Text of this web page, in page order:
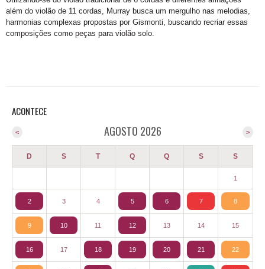
além do violão de 11 cordas, Murray busca um mergulho nas melodias,
harmonias complexas propostas por Gismonti, buscando recriar essas
composições como peças para violão solo.
ACONTECE
AGOSTO 2026 >
<
D S T Q Q S S
1
2 3 4 5 6 7 8
9 10 11 12 13 14 15
16 17 18 19 20 21 22